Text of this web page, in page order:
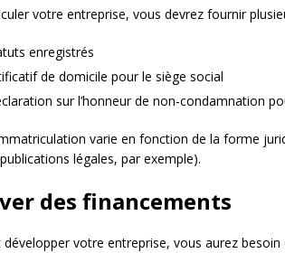
votre entreprise, vous devrez fournir
enregistrés
de domicile pour le siège social
sur l’honneur de non-condamnation
varie en fonction de la forme
légales, par exemple).
des financements
développer votre entreprise, vous aurez